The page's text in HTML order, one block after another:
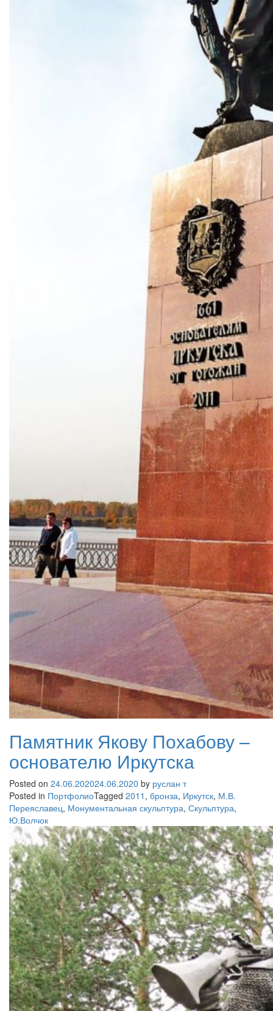
Памятник Якову Похабову –
основателю Иркутска
Posted on 24.06.202024.06.2020 by руслан т
Posted in ПортфолиоTagged 2011 , бронза, Иркутск, М.В.
Переяславец, Монументальная скульптура, Скульптура,
Ю.Волчок